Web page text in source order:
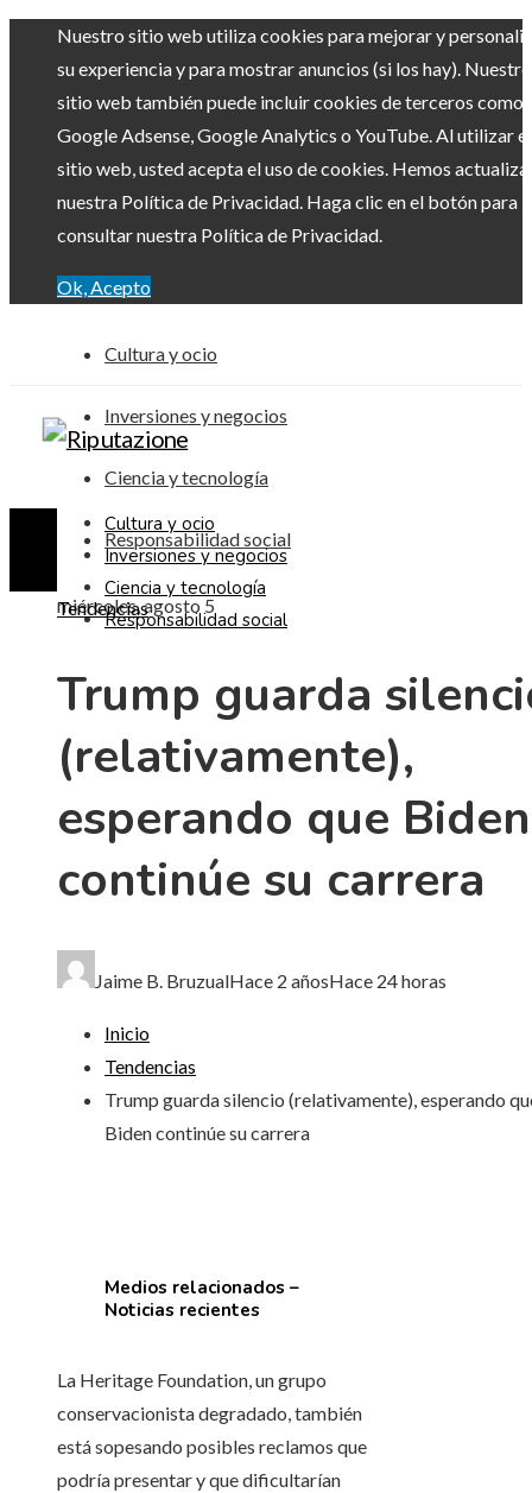
Nuestro sitio web utiliza cookies para mejorar y
su experiencia y para mostrar anuncios (si los hay). Nuestro
sitio web también puede incluir cookies de terceros como
Google Adsense, Google Analytics o YouTube. Al utilizar el
sitio web, usted acepta el uso de cookies. Hemos
nuestra Política de Privacidad. Haga clic en el botón para
consultar nuestra Política de Privacidad.
Ok, Acepto
Cultura y ocio
Inversiones y negocios
Ciencia y tecnología
Responsabilidad social
miércoles, agosto 5
Cultura y ocio
Inversiones y negocios
Ciencia y tecnología
Responsabilidad social
Tendencias
Trump guarda
(relativamente),
esperando que Biden
continúe su carrera
Jaime B. BruzualHace 2 añosHace 24 horas
Inicio
Tendencias
Trump guarda silencio (relativamente), esperando
Biden continúe su carrera
Medios relacionados –
Noticias recientes
La Heritage Foundation, un grupo
conservacionista degradado, también
está sopesando posibles reclamos que
podría presentar y que dificultarían